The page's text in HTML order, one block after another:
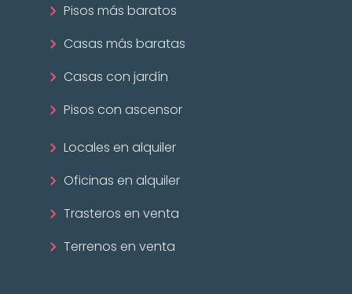
Pisos más baratos
Casas más baratas
Casas con jardín
Pisos con ascensor
Locales en alquiler
Oficinas en alquiler
Trasteros en venta
Terrenos en venta